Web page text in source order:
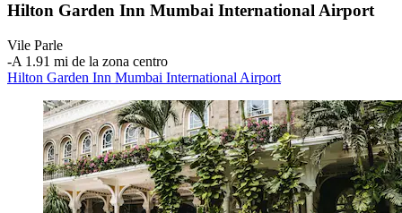
Hilton Garden Inn Mumbai International Airport
Vile Parle
‐A 1.91 mi de la zona centro
Hilton Garden Inn Mumbai International Airport